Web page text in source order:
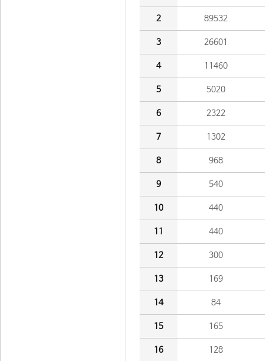
2 89532
3 26601
4 11460
5 5020
6 2322
7 1302
8 968
9 540
10 440
11 440
12 300
13 169
14 84
15 165
16 128